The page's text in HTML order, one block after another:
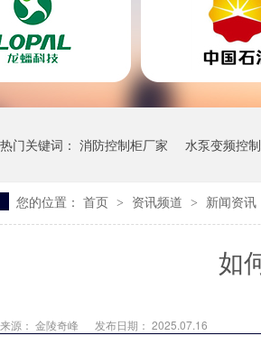
热门关键词： 消防控制柜厂家 水泵变频控
您的位置： 首页 > 资讯频道 > 新闻资讯
如
来源： 金陵奇峰 发布日期： 2025.07.16